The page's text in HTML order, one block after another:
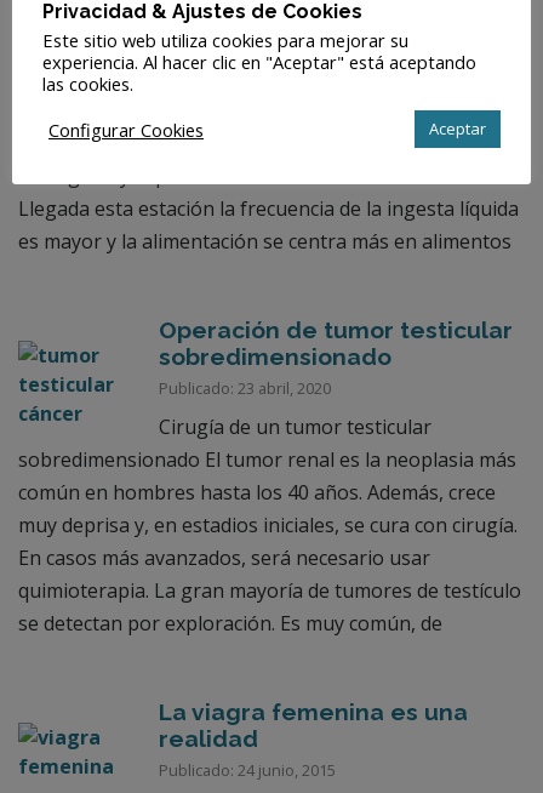
Publicado: 30 junio, 2016
La hidratación y dieta mediterránea
equlibrada previene la litiasis. Hidratación y dieta
mediterránea, la hidratación en verano puede ser un
buen aliado para cuidar que no aparezcan problemas
Llegada esta estación la frecuencia de la ingesta líquida
es mayor y la alimentación se centra más en alimentos
Operación de tumor testicular
sobredimensionado
Publicado: 23 abril, 2020
Cirugía de un tumor testicular
sobredimensionado El tumor renal es la neoplasia más
común en hombres hasta los 40 años. Además, crece
muy deprisa y, en estadios iniciales, se cura con cirugía.
En casos más avanzados, será necesario usar
quimioterapia. La gran mayoría de tumores de testículo
se detectan por exploración. Es muy común, de
La viagra femenina es una
realidad
Publicado: 24 junio, 2015
Privacidad & Ajustes de Cookies
Este sitio web utiliza cookies para mejorar su
experiencia. Al hacer clic en "Aceptar" está aceptando
las cookies.
Configurar Cookies
Aceptar